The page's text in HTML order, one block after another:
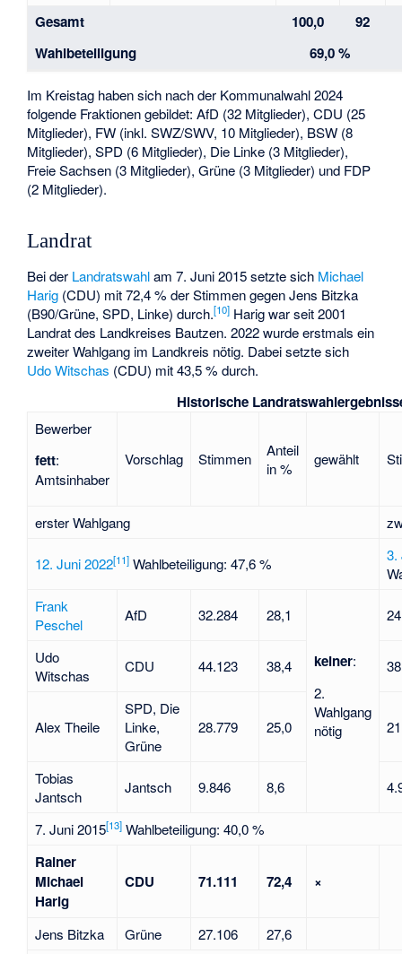
Gesamt 100,0 92
Wahlbeteiligung
69,0 %
Im Kreistag haben sich nach der Kommunalwahl 2024
folgende Fraktionen gebildet: AfD (32 Mitglieder), CDU (25
Mitglieder), FW (inkl. SWZ/SWV, 10 Mitglieder), BSW (8
Mitglieder), SPD (6 Mitglieder), Die Linke (3 Mitglieder),
Freie Sachsen (3 Mitglieder), Grüne (3 Mitglieder) und FDP
(2 Mitglieder).
Landrat
Bei der Landratswahlam 7. Juni 2015 setzte sich Michael
Harig (CDU) mit 72,4 % der Stimmen gegen Jens Bitzka
(B90/Grüne, SPD, Linke) durch.[10] Harig war seit 2001
Landrat des Landkreises Bautzen. 2022 wurde erstmals ein
zweiter Wahlgang im Landkreis nötig. Dabei setzte sich
Udo Witschas (CDU) mit 43,5 % durch.
Historische
Bewerber
fett:
Amtsinhaber
Vorschlag Stimmen
Anteil
in %
gewählt
erster Wahlgang
12. Juni 2022[11]Wahlbeteiligung: 47,6 %
3.
Frank
Peschel
AfD 32.284 28,1
keiner:
2.
Wahlgang
nötig
Udo
Witschas
CDU 44.123 38,4
Alex Theile
SPD, Die
Linke,
Grüne
28.779 25,0
Tobias
Jantsch
Jantsch 9.846 8,6
7. Juni 2015[13]Wahlbeteiligung: 40,0 %
Rainer
Michael
Harig
CDU 71.111 72,4 ×
Jens Bitzka Grüne 27.106
27,6